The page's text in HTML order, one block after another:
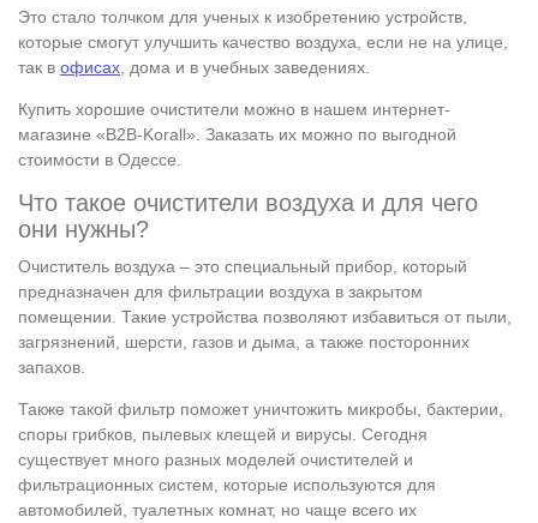
Это стало толчком для ученых к изобретению устройств,
которые смогут улучшить качество воздуха, если не на улице,
так в офисах , дома и в учебных заведениях.
Купить хорошие очистители можно в нашем интернет-
магазине «B2B-Korall». Заказать их можно по выгодной
стоимости в Одессе.
Что такое очистители воздуха и для чего
они нужны?
Очиститель воздуха – это специальный прибор, который
предназначен для фильтрации воздуха в закрытом
помещении. Такие устройства позволяют избавиться от пыли,
загрязнений, шерсти, газов и дыма, а также посторонних
запахов.
Также такой фильтр поможет уничтожить микробы, бактерии,
споры грибков, пылевых клещей и вирусы. Сегодня
существует много разных моделей очистителей и
фильтрационных систем, которые используются для
автомобилей, туалетных комнат, но чаще всего их